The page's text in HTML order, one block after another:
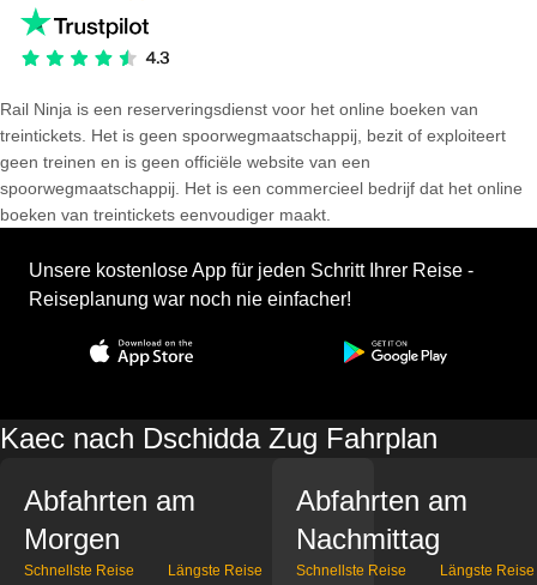
Rail Ninja is een reserveringsdienst voor het online boeken van
treintickets. Het is geen spoorwegmaatschappij, bezit of exploiteert
geen treinen en is geen officiële website van een
spoorwegmaatschappij. Het is een commercieel bedrijf dat het online
boeken van treintickets eenvoudiger maakt.
Unsere kostenlose App für jeden Schritt Ihrer Reise -
Reiseplanung war noch nie einfacher!
Kaec nach Dschidda Zug Fahrplan
Abfahrten am
Morgen
Schnellste Reise Längste Reise
Abfahrten am
Nachmittag
Schnellste Reise Längste Reise